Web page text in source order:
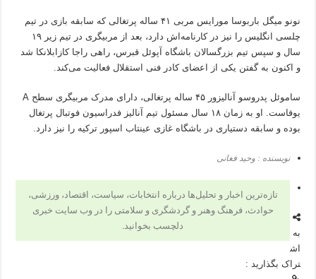
نونو میگل باربوسا مورایس مربی ۴۱ ساله پرتغالی که سابقه بازی در تیم
چلسی انگلیس را نیز در کارنامه‌اش دارد، بعد از مربیگری در تیم زیر ۱۹
سال و سپس تیم بزرگسالان باشگاه آپوئل قبرس، راهی راجا کازابلانکا شد
و اکنون به گفتن یکی از اعضای کادر فنی استقلال فعالیت می‌کند.
ساموئل پدروسو آنالیزور ۴۵ ساله پرتغالی، دارای مدرک مربیگری سطح A
یوفاست. او به زمان ۱۸ سال مسئول تیم آنالیز فدراسیون فوتبال پرتغال
بوده و سابقه دستیاری در باشگاه غازی عینتاب اسپور ترکیه را نیز دارد.
نویسنده : وحید فغانی
تازه‌ترین اخبار و تحلیل‌ها درباره انتخابات، سیاست، اقتصاد، ورزشی،
حوادث، فرهنگ وهنر و گردشگری و سلامتی را در وب سایت خبری
دلچسب بخوانید.
تراک بگذارید :